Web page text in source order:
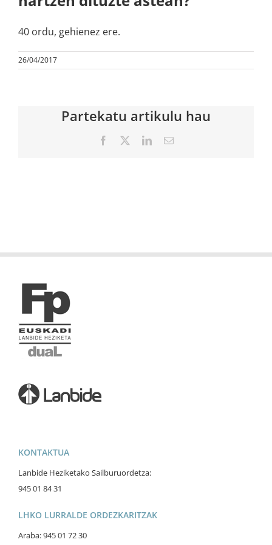
40 ordu, gehienez ere.
26/04/2017
Partekatu artikulu hau
Facebook LinkedInEmail
KONTAKTUA
Lanbide Heziketako Sailburuordetza:
945 01 84 31
LHKO LURRALDE ORDEZKARITZAK
Araba: 945 01 72 30